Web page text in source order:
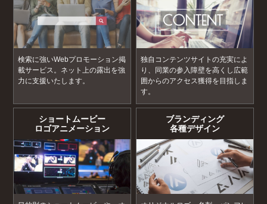
検索に強いWebプロモーション掲
載サービス。ネット上の露出を強
力に支援いたします。
独自コンテンツサイトの充実によ
り、同業の参入障壁を高くし広範
囲からのアクセス獲得を目指しま
す。
ショートムービー
ロゴアニメーション
ブランディング
各種デザイン